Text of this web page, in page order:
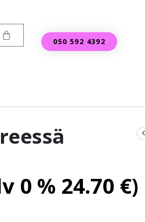
050 592 4392
0 % 24.70 €)